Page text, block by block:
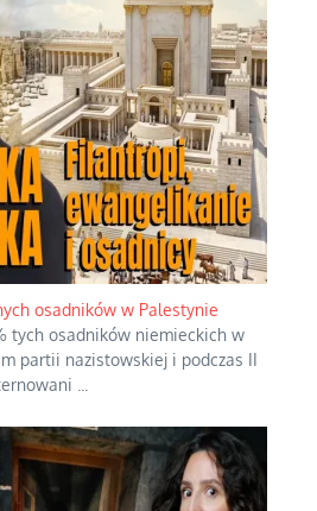
osadników w Palestynie
tych osadników niemieckich w
partii nazistowskiej i podczas II